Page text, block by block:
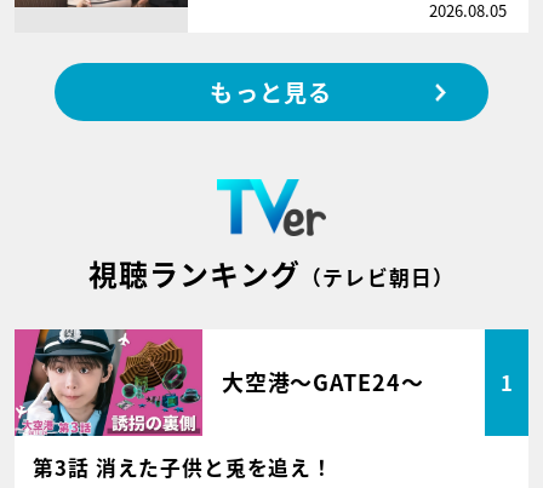
2026.08.05
もっと見る
視聴ランキング （テレビ朝日）
大空港～GATE24～ 1
第3話 消えた子供と兎を追え！